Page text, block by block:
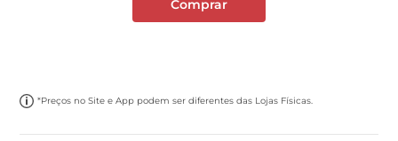
Comprar
*Preços no Site e App podem ser diferentes das Lojas Físicas.